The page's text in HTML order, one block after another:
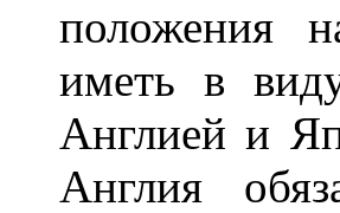
положения
иметь в
Англией и
Англия